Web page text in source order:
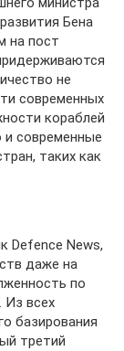
Бена
на пост
не
современных
кораблей
и современные
таких как
Defence News,
даже на
по
Из всех
базирования
третий